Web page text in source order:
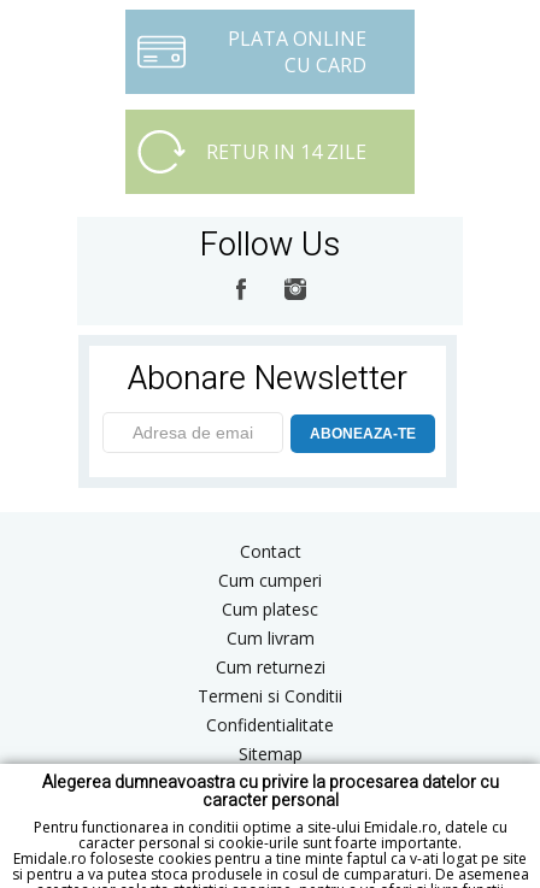
Alegerea dumneavoastra cu privire la procesarea datelor cu
caracter personal
Pentru functionarea in conditii optime a site-ului Emidale.ro, datele cu
caracter personal si cookie-urile sunt foarte importante.
Emidale.ro foloseste cookies pentru a tine minte faptul ca v-ati logat pe site
si pentru a va putea stoca produsele in cosul de cumparaturi. De asemenea
PLATA ONLINE
CU CARD
RETUR IN 14 ZILE
Follow Us
Abonare Newsletter
ABONEAZA-TE
Contact
Cum cumperi
Cum platesc
Cum livram
Cum returnezi
Termeni si Conditii
Confidentialitate
Sitemap
Blog
ANPC